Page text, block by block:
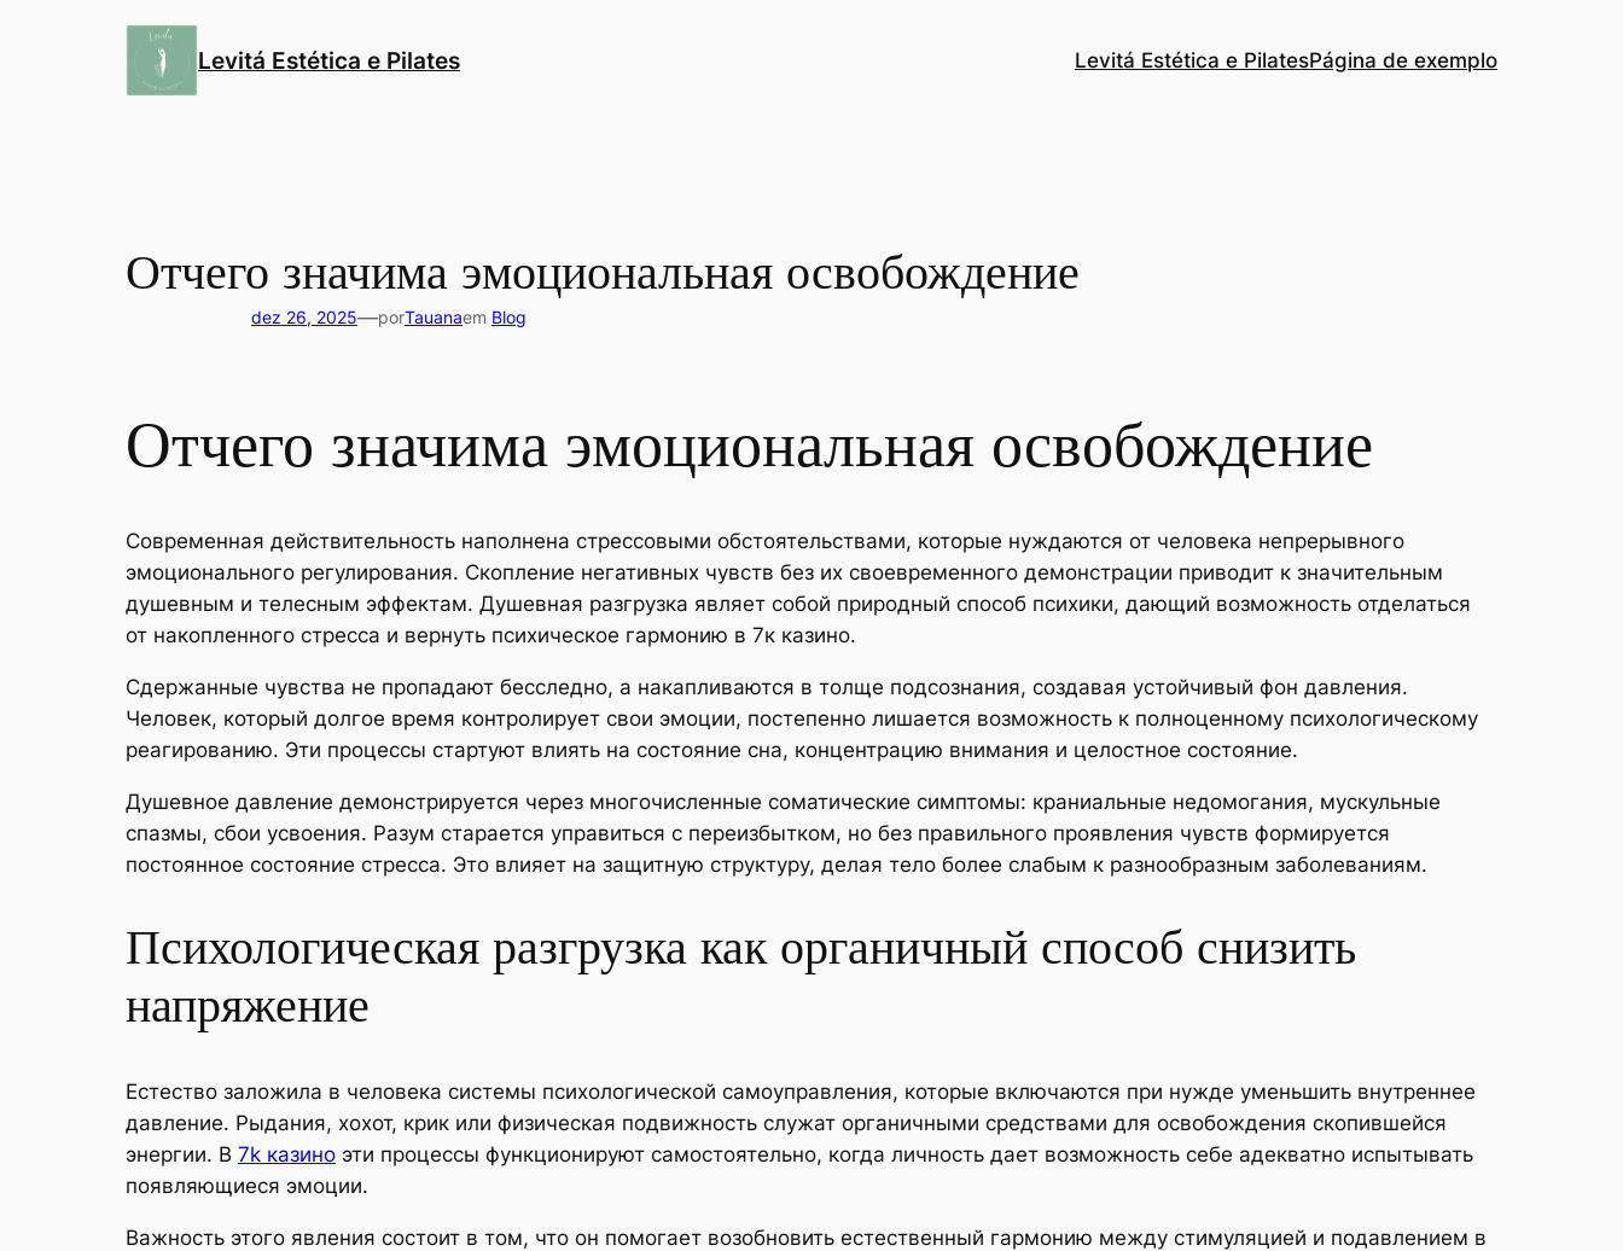
Levitá Estética e Pilates Levitá Estética e PilatesPágina de exemplo
Отчего значима эмоциональная освобождение
dez 26, 2025—porTauanaem Blog
Отчего значима эмоциональная освобождение
Современная действительность наполнена стрессовыми обстоятельствами, которые нуждаются от человека непрерывного
эмоционального регулирования. Скопление негативных чувств без их своевременного демонстрации приводит к значительным
душевным и телесным эффектам. Душевная разгрузка являет собой природный способ психики, дающий возможность отделаться
от накопленного стресса и вернуть психическое гармонию в 7к казино.
Сдержанные чувства не пропадают бесследно, а накапливаются в толще подсознания, создавая устойчивый фон давления.
Человек, который долгое время контролирует свои эмоции, постепенно лишается возможность к полноценному психологическому
реагированию. Эти процессы стартуют влиять на состояние сна, концентрацию внимания и целостное состояние.
Душевное давление демонстрируется через многочисленные соматические симптомы: краниальные недомогания, мускульные
спазмы, сбои усвоения. Разум старается управиться с переизбытком, но без правильного проявления чувств формируется
постоянное состояние стресса. Это влияет на защитную структуру, делая тело более слабым к разнообразным заболеваниям.
Психологическая разгрузка как органичный способ снизить
напряжение
Естество заложила в человека системы психологической самоуправления, которые включаются при нужде уменьшить внутреннее
давление. Рыдания, хохот, крик или физическая подвижность служат органичными средствами для освобождения скопившейся
энергии. В 7k казино эти процессы функционируют самостоятельно, когда личность дает возможность себе адекватно испытывать
появляющиеся эмоции.
Важность этого явления состоит в том, что он помогает возобновить естественный гармонию между стимуляцией и подавлением в